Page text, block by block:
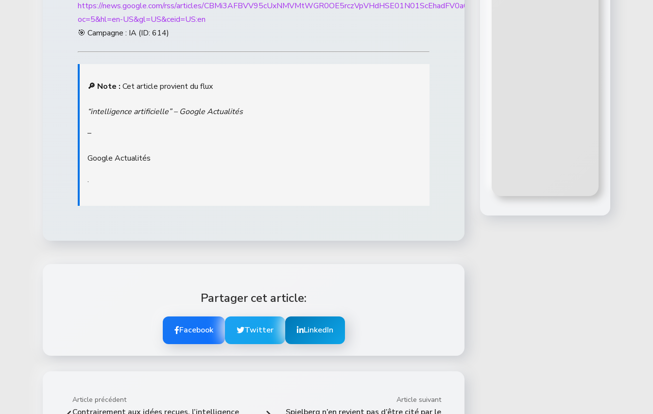
https://news.google.com/rss/articles/
oc=5&hl=en-US&gl=US&ceid=US:en
🎯 Campagne : IA (ID: 614)
🔎 Note : Cet article provient du flux
“intelligence artificielle” – Google Actualités
–
Google Actualités
.
Partager cet article:
Facebook Twitter LinkedIn
Article précédent Article suivant